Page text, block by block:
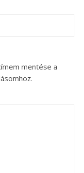
mentése a